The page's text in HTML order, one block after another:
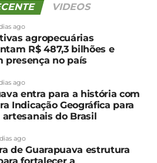
para
de
soja, de
que
vai
e
VIDEOS
ago
agropecuárias
R$ 487,3 bilhões e
presença no país
ago
entra para a história com
Indicação Geográfica para
artesanais do Brasil
ago
de Guarapuava estrutura